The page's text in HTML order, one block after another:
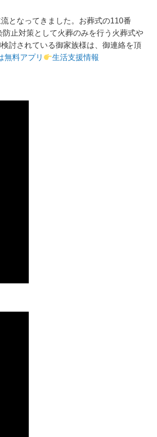
となってきました。お葬式の110番
止対策として火葬のみを行う火葬式や
討されている御家族様は、御連絡を頂
無料アプリ 生活支援情報